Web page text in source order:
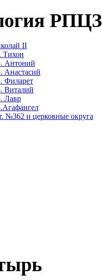
РПЦЗ
II
Тихон
Антоний
Анастасий
Филарет
Виталий
Лавр
№362 и церковные округа